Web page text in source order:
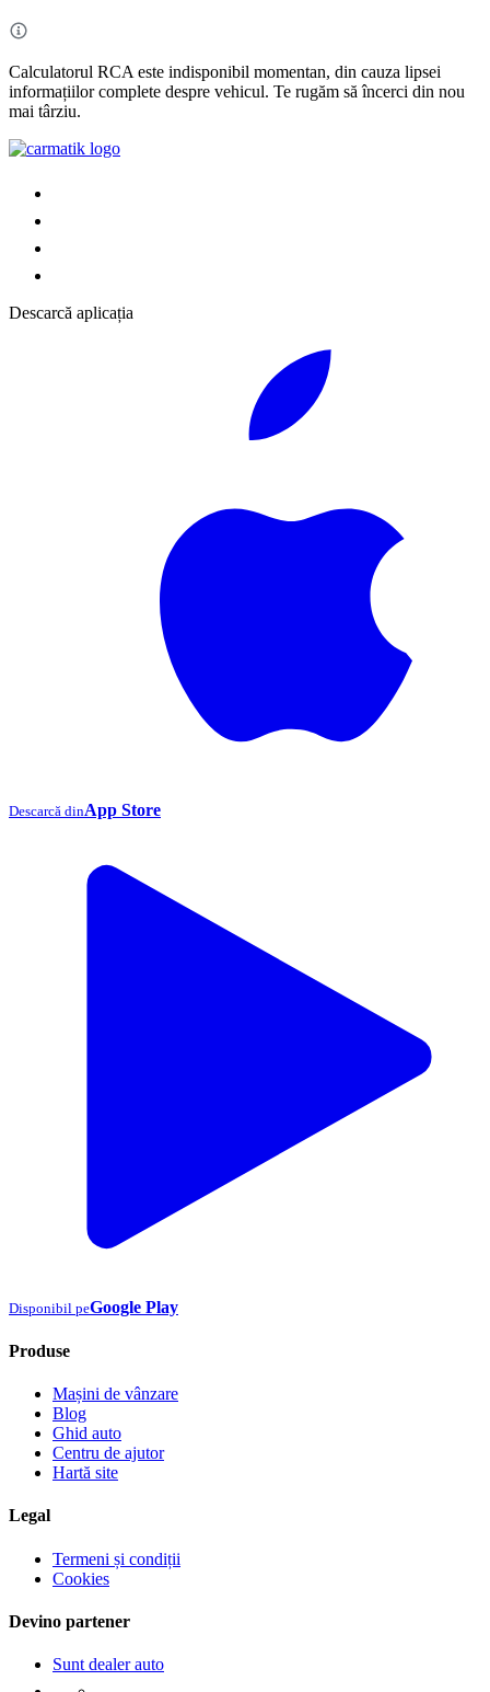
Calculatorul RCA este indisponibil momentan, din cauza lipsei
informațiilor complete despre vehicul. Te rugăm să încerci din nou
mai târziu.
Descarcă aplicația
Descarcă dinApp Store
Disponibil peGoogle Play
Produse
Mașini de vânzare
Blog
Ghid auto
Centru de ajutor
Hartă site
Legal
Termeni și condiții
Cookies
Devino partener
Sunt dealer auto